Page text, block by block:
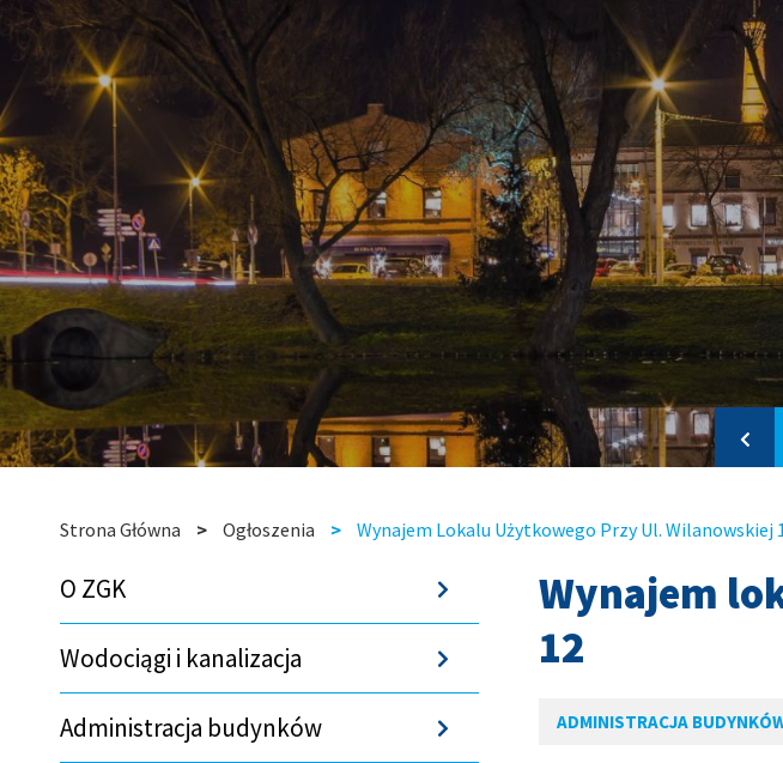
slide
nawigacyjna
Strona Główna Ogłoszenia Wynajem Lokalu Użytkowego Przy Ul. Wilanowskiej
O ZGK Show
Wodociągi i kanalizacja
Administracja budynków
Wynajem
12
ADMINISTRACJA